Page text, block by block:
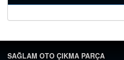
SAĞLAM OTO ÇIKMA PARÇA